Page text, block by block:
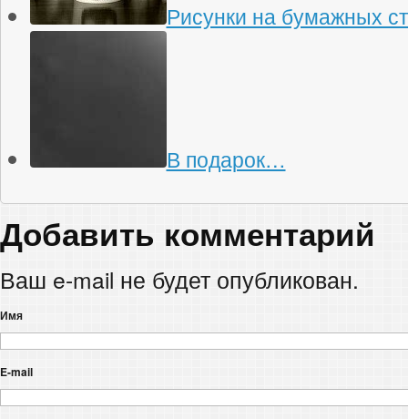
Рисунки на бумажных
В подарок…
Добавить комментарий
Ваш e-mail не будет опубликован.
Имя
E-mail